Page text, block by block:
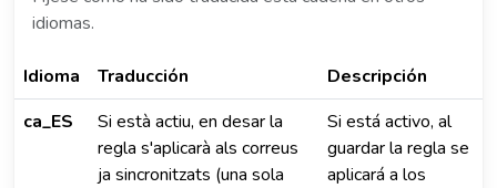
idiomas.
Idioma Traducción
Descripción
ca_ES
Si està actiu, en desar la
regla s'aplicarà als correus
ja sincronitzats (una sola
Si está activo, al
guardar la regla se
aplicará a los